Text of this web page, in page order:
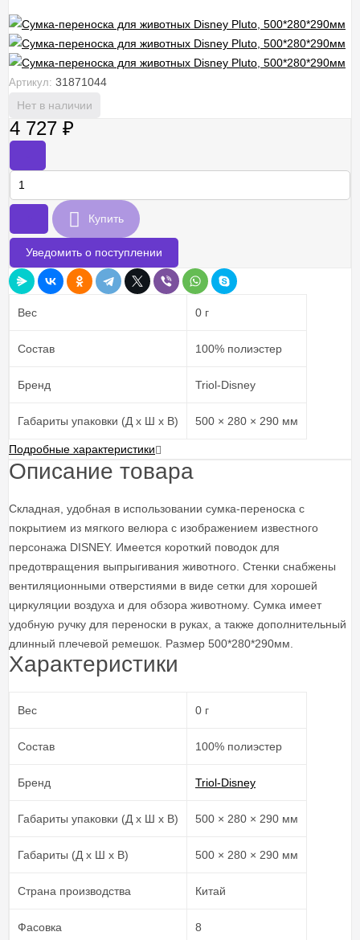
Артикул: 31871044
Нет в наличии
4 727 ₽
Купить
Уведомить о поступлении
Вес 0 г
Состав 100% полиэстер
Бренд Triol-Disney
Габариты упаковки (Д х Ш х В) 500 × 280 × 290 мм
Подробные характеристики
Описание товара
Складная, удобная в использовании сумка-переноска с
покрытием из мягкого велюра с изображением известного
персонажа DISNEY. Имеется короткий поводок для
предотвращения выпрыгивания животного. Стенки снабжены
вентиляционными отверстиями в виде сетки для хорошей
циркуляции воздуха и для обзора животному. Сумка имеет
удобную ручку для переноски в руках, а также дополнительный
длинный плечевой ремешок. Размер 500*280*290мм.
Характеристики
Вес 0 г
Состав 100% полиэстер
Бренд Triol-Disney
Габариты упаковки (Д х Ш х В) 500 × 280 × 290 мм
Габариты (Д х Ш х В) 500 × 280 × 290 мм
Страна производства Китай
Фасовка 8